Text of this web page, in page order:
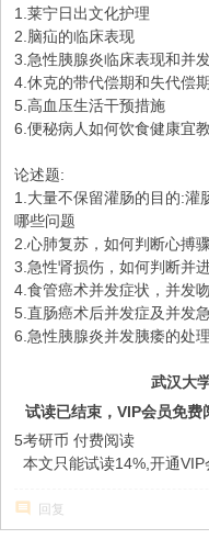
1.莱宁日出文化护理
2.脑疝的临床表现
3.急性胰腺炎临床表现和并
4.休克的带代偿期和失代偿
5.高血压生活干预措施
6.便秘病人如何饮食健康宜教
论述题:
1.大量不保留灌肠的目的:灌
哪些问题
2.心肺复苏，如何判断心搏
3.急性肾损伤，如何判断并
4.食管癌术并发症状，并发
5.直肠癌术后并发症及并发
6.急性胰腺炎并发胰痿的处理
武汉大
试读已结束，VIP会员免费
5考研币 付费阅读
本文只能试读14%,开通VIP
回复